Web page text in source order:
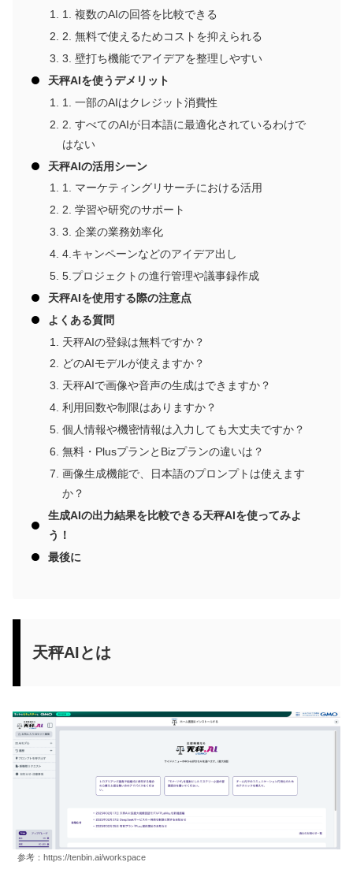
1. 複数のAIの回答を比較できる
2. 無料で使えるためコストを抑えられる
3. 壁打ち機能でアイデアを整理しやすい
天秤AIを使うデメリット
1. 一部のAIはクレジット消費性
2. すべてのAIが日本語に最適化されているわけで
はない
天秤AIの活用シーン
1. マーケティングリサーチにおける活用
2. 学習や研究のサポート
3. 企業の業務効率化
4.キャンペーンなどのアイデア出し
5.プロジェクトの進行管理や議事録作成
天秤AIを使用する際の注意点
よくある質問
天秤AIの登録は無料ですか？
どのAIモデルが使えますか？
天秤AIで画像や音声の生成はできますか？
利用回数や制限はありますか？
個人情報や機密情報は入力しても大丈夫ですか？
無料・PlusプランとBizプランの違いは？
画像生成機能で、日本語のプロンプトは使えます
か？
生成AIの出力結果を比較できる天秤AIを使ってみよ
う！
最後に
天秤AIとは
参考：https://tenbin.ai/workspace